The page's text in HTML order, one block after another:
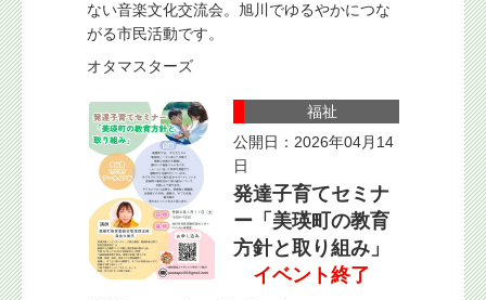
ない音楽文化交流会。旭川でゆるやかにつな
がる市民活動です。
オタマスターズ
福祉
公開日：2026年04月14
日
発達子育てセミナ
ー「美瑛町の教育
方針と取り組み」
イベント終了